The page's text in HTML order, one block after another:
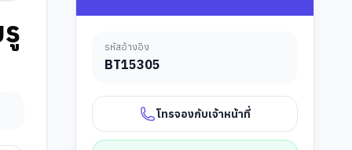
รหัสอ้างอิง
BT15305
โทรจองกับเจ้าหน้าที่